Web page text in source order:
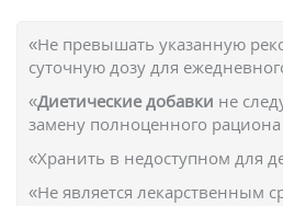
«Не превышать указанную
суточную дозу для
«Диетические добавки не
замену полноценного
«Хранить в недоступном для
«Не является лекарственным